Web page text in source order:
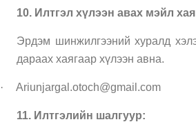
10. Илтгэл хүлээн авах мэйл
Эрдэм шинжилгээний хуралд
дараах хаягаар хүлээн авна.
· Ariunjargal.otoch@gmail.com
11. Илтгэлийн шалгуур: